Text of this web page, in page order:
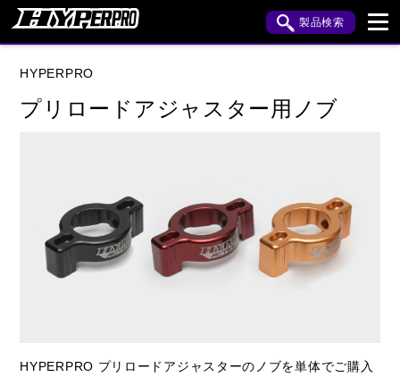
製品検索
閉じる
HYPERPRO
プリロードアジャスター用ノブ
HYPERPRO プリロードアジャスターのノブを単体でご購入